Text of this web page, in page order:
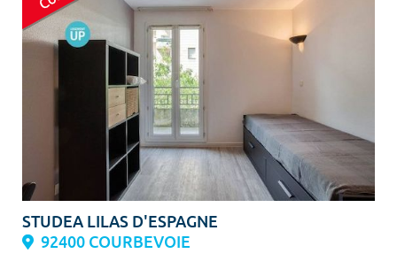
STUDEA LILAS D'ESPAGNE
92400 COURBEVOIE